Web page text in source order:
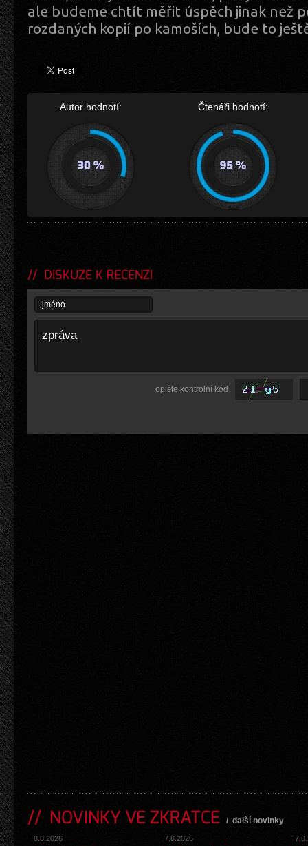
ale budeme chtít měřit úspěch jinak než
rozdaných kopií po kamoších, bude to
Autor hodnotí: Čtenáři hodnotí:
DISKUZE K RECENZI
opište kontrolní kód
NOVINKY VE ZKRATCE / další novinky
8.8.2026 7.8.2026